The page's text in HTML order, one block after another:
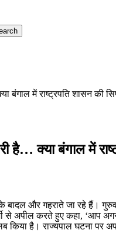
बंगाल में राष्ट्रपति शासन की
है… क्या बंगाल में
बादल और गहराते जा रहे हैं।
से अपील करते हुए कहा, ‘आप
है। राज्‍यपाल घटना पर